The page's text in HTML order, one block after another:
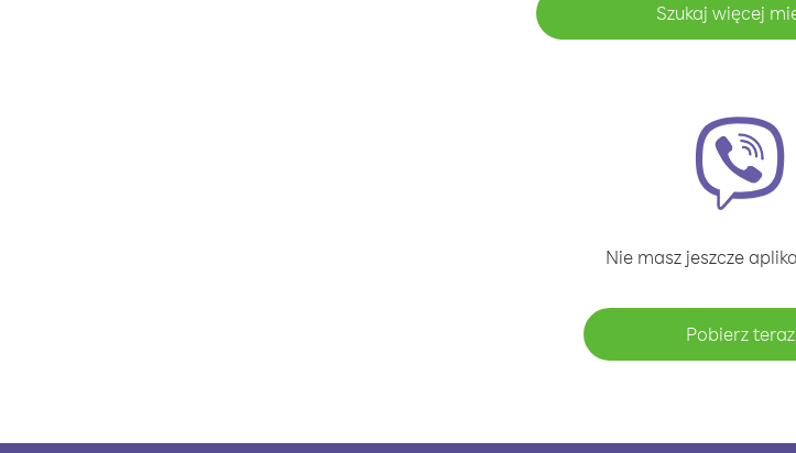
Szukaj więcej
Nie masz jeszcze
Pobierz teraz